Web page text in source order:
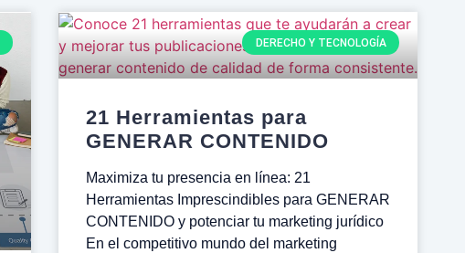
DERECHO Y TECNOLOGÍA
21 Herramientas para
GENERAR CONTENIDO
Maximiza tu presencia en línea: 21
Herramientas Imprescindibles para GENERAR
CONTENIDO y potenciar tu marketing jurídico
En el competitivo mundo del marketing